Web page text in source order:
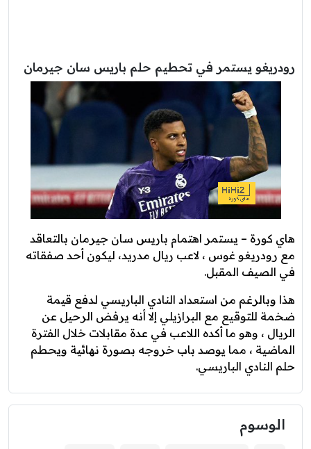
رودريغو يستمر في تحطيم حلم باريس سان جيرمان
هاي كورة – يستمر اهتمام باريس سان جيرمان بالتعاقد
مع رودريغو غوس ، لاعب ريال مدريد، ليكون أحد صفقاته
في الصيف المقبل.
هذا وبالرغم من استعداد النادي الباريسي لدفع قيمة
ضخمة للتوقيع مع البرازيلي إلا أنه يرفض الرحيل عن
الريال ، وهو ما أكده اللاعب في عدة مقابلات خلال الفترة
الماضية ، مما يوصد باب خروجه بصورة نهائية ويحطم
حلم النادي الباريسي.
الوسوم